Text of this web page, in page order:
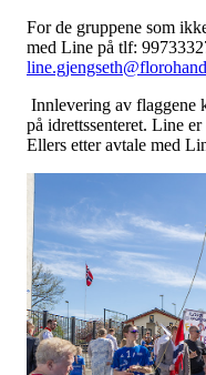
For de gruppene som
med Line på tlf:
Innlevering av flaggene
på idrettssenteret. Line
Ellers etter avtale med